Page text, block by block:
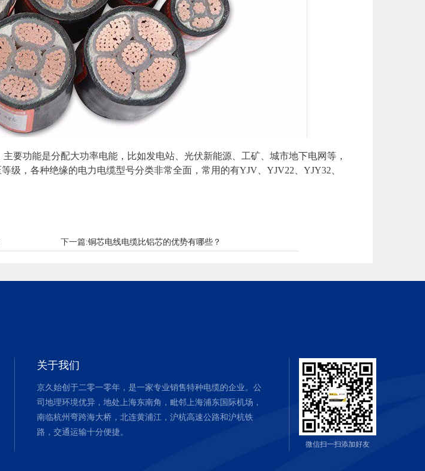
要功能是分配大功率电能，比如发电站、光伏新能源、工矿、城市地下电网等，
级，各种绝缘的电力电缆型号分类非常全面，常用的有YJV、YJV22、YJY32、
下一篇:铜芯电线电缆比铝芯的优势有哪些？
关于我们
京久始创于二零一零年，是一家专业销售特种电缆的企业。公
司地理环境优异，地处上海东南角，毗邻上海浦东国际机场，
南临杭州弯跨海大桥，北连黄浦江，沪杭高速公路和沪杭铁
路，交通运输十分便捷。
微信扫一扫添加好友